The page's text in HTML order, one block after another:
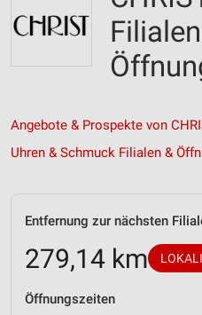
Angebote & Prospekte von
Uhren & Schmuck Filialen &
Entfernung zur nächsten
279,14 km
Öffnungszeiten